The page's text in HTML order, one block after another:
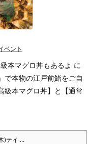
ベント
本マグロ丼もあるよ に
で本物の江戸前鮨をご自
級本マグロ丼】と【通常
)テイ ...